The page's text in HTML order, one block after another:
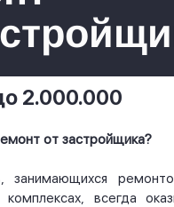
2.000.000
от застройщика?
занимающихся
всегда